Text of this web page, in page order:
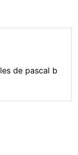
de pascal b